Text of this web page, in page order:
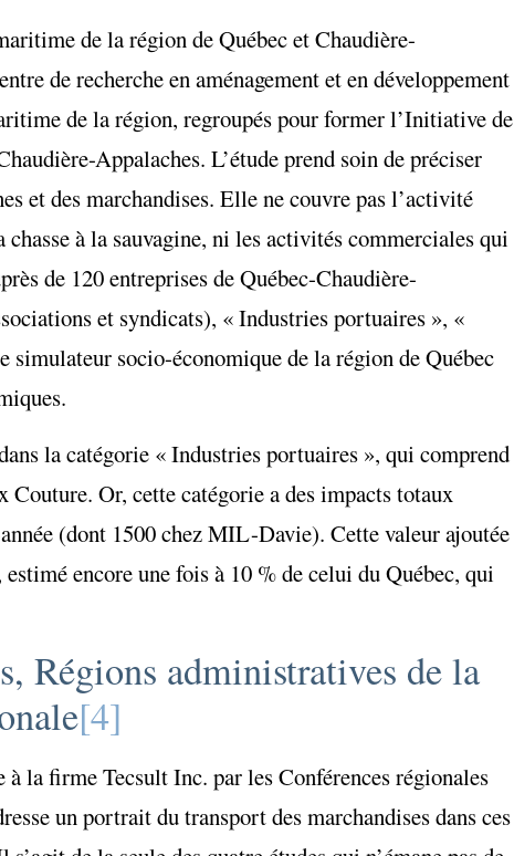
de la région de Québec et Chaudière-
de recherche en aménagement et en développement
de la région, regroupés pour former l’Initiative de
Appalaches. L’étude prend soin de préciser
et des marchandises. Elle ne couvre pas l’activité
à la sauvagine, ni les activités commerciales qui
de 120 entreprises de Québec-Chaudière-
et syndicats), « Industries portuaires », «
socio-économique de la région de Québec
la catégorie « Industries portuaires », qui comprend
Or, cette catégorie a des impacts totaux
(dont 1500 chez MIL-Davie). Cette valeur ajoutée
encore une fois à 10 % de celui du Québec, qui
Régions administratives de la
[4]
à la firme Tecsult Inc. par les Conférences régionales
un portrait du transport des marchandises dans ces